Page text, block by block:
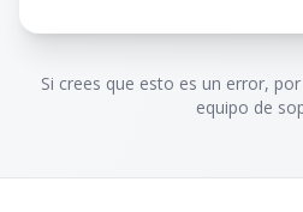
Si crees que esto es un error,
equipo de